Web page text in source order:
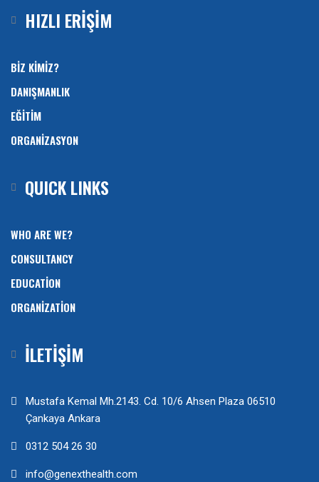
HIZLI ERİŞİM
BİZ KİMİZ?
DANIŞMANLIK
EĞİTİM
ORGANİZASYON
QUICK LINKS
WHO ARE WE?
CONSULTANCY
EDUCATION
ORGANIZATION
İLETİŞİM
Mustafa Kemal Mh.2143. Cd. 10/6 Ahsen Plaza 06510
Çankaya Ankara
0312 504 26 30
info@genexthealth.com